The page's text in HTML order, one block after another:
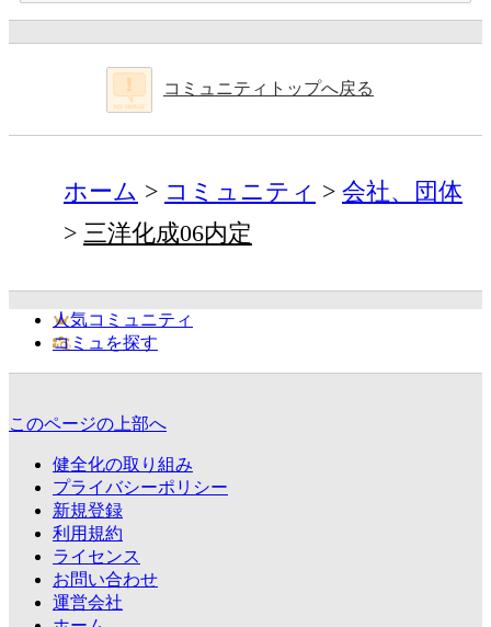
コミュニティトップへ戻る
ホーム コミュニティ
会社、団体
三洋化成06内定
人気コミュニティ
コミュを探す
このページの上部へ
健全化の取り組み
プライバシーポリシー
新規登録
利用規約
ライセンス
お問い合わせ
運営会社